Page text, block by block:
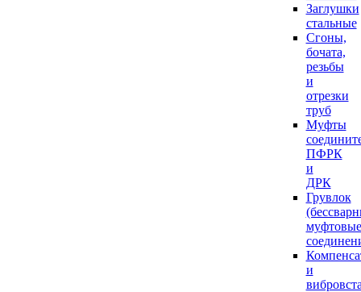
Заглушки
стальные
Сгоны,
бочата,
резьбы
и
отрезки
труб
Муфты
ПФРК
и
ДРК
Грувлок
муфтовые
и